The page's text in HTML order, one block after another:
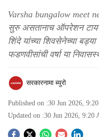
Varsha bungalow meet
सुरु असतानाच ऑपरेशन
शिंदे यांच्या शिवसेनेच्या बड्या
फडणवीसांची वर्षा या
सरकारनामा ब्युरो
Published on :30 Jun 2026,
Updated on :30 Jun 2026, 9:20